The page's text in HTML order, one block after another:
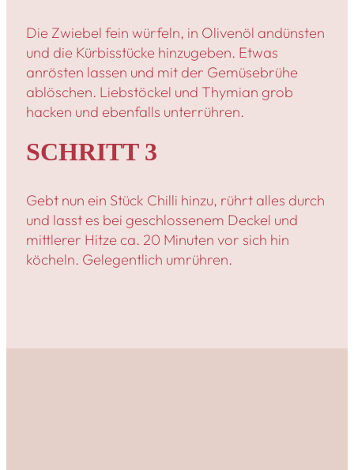
Die Zwiebel fein würfeln, in Olivenöl andünsten
und die Kürbisstücke hinzugeben. Etwas
anrösten lassen und mit der Gemüsebrühe
ablöschen. Liebstöckel und Thymian grob
hacken und ebenfalls unterrühren.
SCHRITT 3
Gebt nun ein Stück Chilli hinzu, rührt alles durch
und lasst es bei geschlossenem Deckel und
mittlerer Hitze ca. 20 Minuten vor sich hin
köcheln. Gelegentlich umrühren.